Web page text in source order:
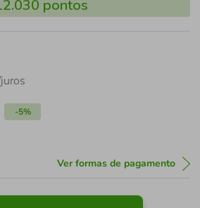
pontos
-5%
Ver formas de pagamento